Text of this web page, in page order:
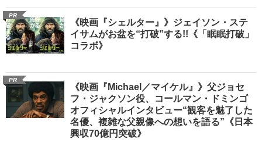
PR
《映画『シェルター』》ジェイソン・ステ
イサムがお盆を“打破”する!!《「眠眠打破」
コラボ》
PR
《映画『Michael／マイケル』》父ジョセ
フ・ジャクソン役、コールマン・ドミンゴ
オフィシャルインタビュー“観客を魅了した
名優、複雑な父親像への想いを語る”《日本
興収70億円突破》